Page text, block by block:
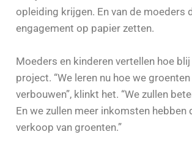
opleiding krijgen. En van de moeders
engagement op papier zetten.
Moeders en kinderen vertellen hoe
project. “We leren nu hoe we
verbouwen”, klinkt het. “We zullen
En we zullen meer inkomsten hebben
verkoop van groenten.”